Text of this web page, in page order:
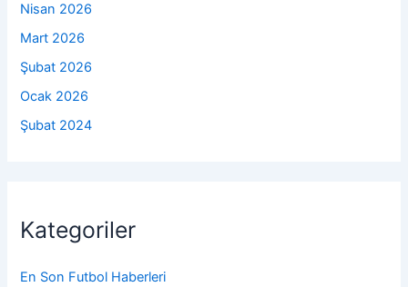
Nisan 2026
Mart 2026
Şubat 2026
Ocak 2026
Şubat 2024
Kategoriler
En Son Futbol Haberleri